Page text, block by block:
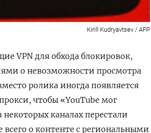
Kirill Kudryavtsev / AFP
VPN для обхода блокировок,
о невозможности просмотра
ролика иногда появляется
чтобы «YouTube мог
каналах перестали
о контенте с региональными